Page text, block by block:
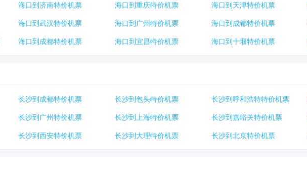
海口到济南特价机票 海口到重庆特价机票 海口到天津特价机票
海口到武汉特价机票 海口到广州特价机票 海口到成都特价机票
海口到成都特价机票 海口到宜昌特价机票 海口到十堰特价机票
长沙到成都特价机票 长沙到包头特价机票 长沙到呼和浩特特价机票
长沙到广州特价机票 长沙到上海特价机票 长沙到嘉峪关特价机票
长沙到西安特价机票 长沙到大理特价机票 长沙到北京特价机票